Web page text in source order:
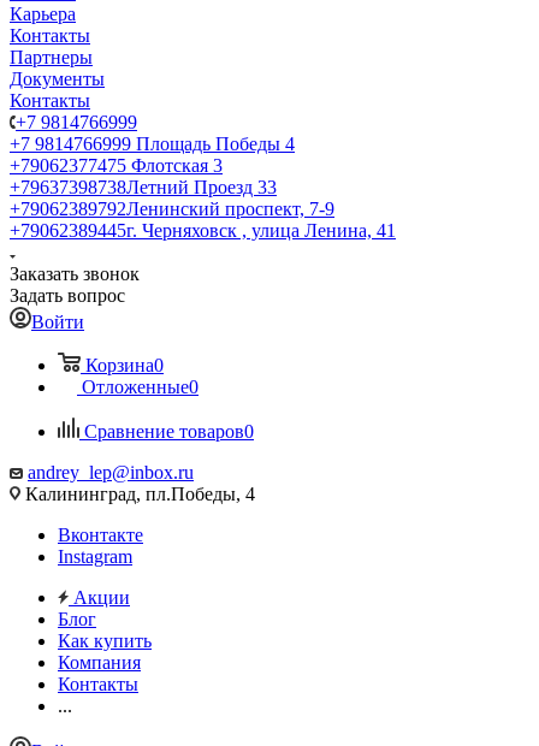
Карьера
Контакты
Партнеры
Документы
Контакты
+7 9814766999
+7 9814766999 Площадь Победы 4
+79062377475 Флотская 3
+79637398738Летний Проезд 33
+79062389792Ленинский проспект, 7-9
+79062389445г. Черняховск , улица Ленина, 41
Заказать звонок
Задать вопрос
Войти
Корзина0
Отложенные0
Сравнение товаров0
andrey_lep@inbox.ru
Калининград, пл.Победы, 4
Вконтакте
Instagram
Акции
Блог
Как купить
Компания
Контакты
...